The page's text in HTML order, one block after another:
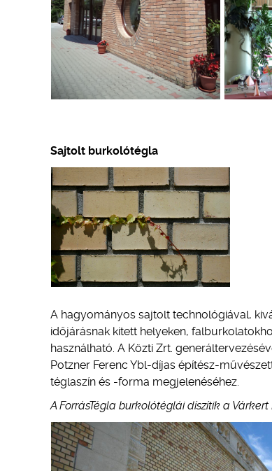
Sajtolt burkolótégla
A hagyományos sajtolt technológiával,
időjárásnak kitett helyeken,
használható. A Közti Zrt.
Potzner Ferenc Ybl-díjas építész-
téglaszín és -forma megjelenéséhez.
A ForrásTégla burkolótéglái díszítik a